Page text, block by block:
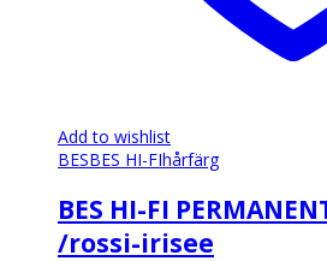
Add to wishlist
BESBES HI-FIhårfärg
BES HI-FI
/rossi-irisee